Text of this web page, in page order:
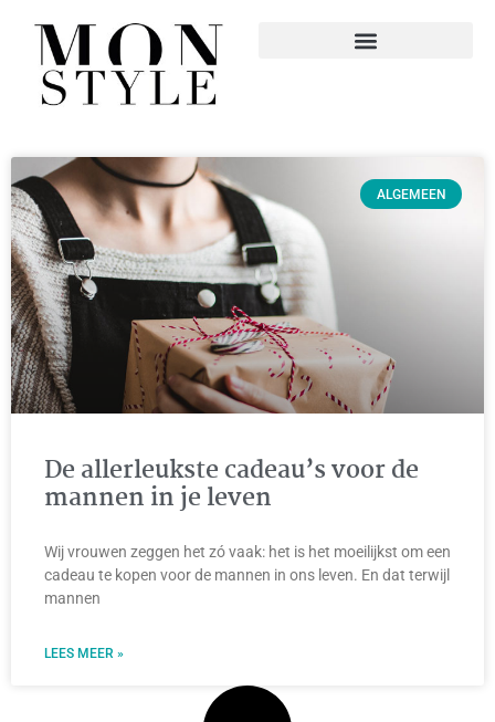
ALGEMEEN
De allerleukste cadeau’s voor de
mannen in je leven
Wij vrouwen zeggen het zó vaak: het is het moeilijkst om een
cadeau te kopen voor de mannen in ons leven. En dat terwijl
mannen
LEES MEER »